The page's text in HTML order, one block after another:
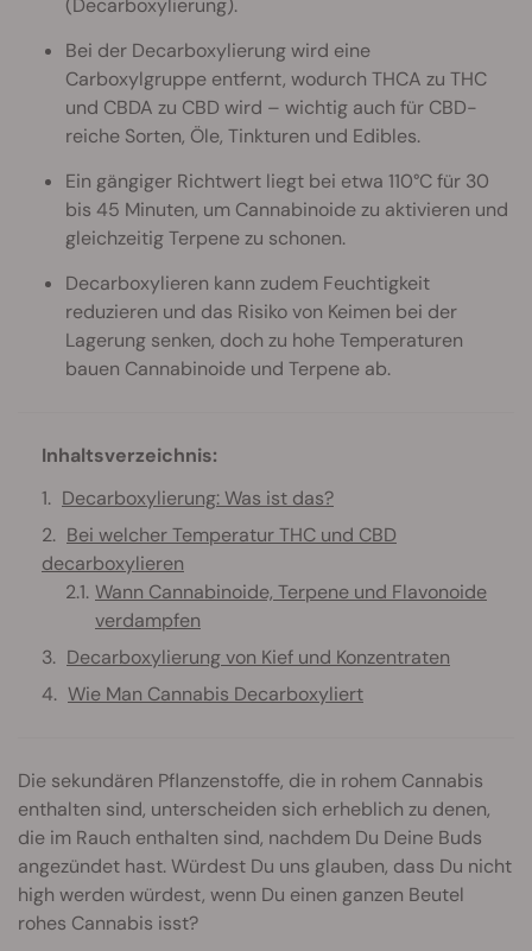
(Decarboxylierung).
Bei der Decarboxylierung wird eine
Carboxylgruppe entfernt, wodurch THCA zu THC
und CBDA zu CBD wird – wichtig auch für CBD-
reiche Sorten, Öle, Tinkturen und Edibles.
Ein gängiger Richtwert liegt bei etwa 110°C für 30
bis 45 Minuten, um Cannabinoide zu aktivieren und
gleichzeitig Terpene zu schonen.
Decarboxylieren kann zudem Feuchtigkeit
reduzieren und das Risiko von Keimen bei der
Lagerung senken, doch zu hohe Temperaturen
bauen Cannabinoide und Terpene ab.
Inhaltsverzeichnis:
Decarboxylierung: Was ist das?
Bei welcher Temperatur THC und CBD
decarboxylieren
Wann Cannabinoide, Terpene und Flavonoide
verdampfen
Decarboxylierung von Kief und Konzentraten
Wie Man Cannabis Decarboxyliert
Die sekundären Pflanzenstoffe, die in rohem Cannabis
enthalten sind, unterscheiden sich erheblich zu denen,
die im Rauch enthalten sind, nachdem Du Deine Buds
angezündet hast. Würdest Du uns glauben, dass Du nicht
high werden würdest, wenn Du einen ganzen Beutel
rohes Cannabis isst?